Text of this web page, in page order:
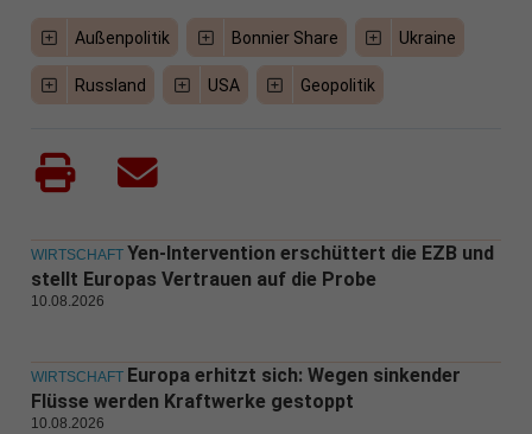
Außenpolitik Bonnier Share Ukraine
Russland USA Geopolitik
WIRTSCHAFT Yen-Intervention erschüttert die EZB und
stellt Europas Vertrauen auf die Probe
10.08.2026
WIRTSCHAFT Europa erhitzt sich: Wegen sinkender
Flüsse werden Kraftwerke gestoppt
10.08.2026